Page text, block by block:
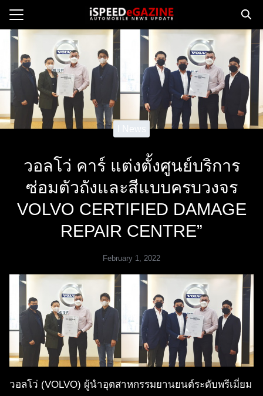
content
us
Search
I News
วอลโว่ คาร์ แต่งตั้งศูนย์บริการ
ซ่อมตัวถังและสีแบบครบวงจร
VOLVO CERTIFIED DAMAGE
REPAIR CENTRE”
February 1, 2022
วอลโว่ (VOLVO) ผู้นำอุตสาหกรรมยานยนต์ระดับพรีเมี่ยม